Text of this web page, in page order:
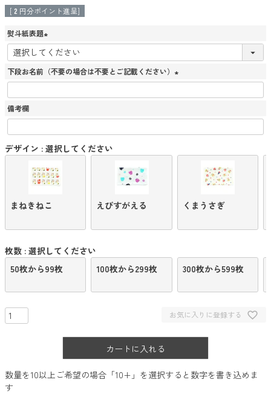
[ 2 円分ポイント進呈]
熨斗紙表題
(
必
須
)
下段お名前（不要の場合は不要とご記載ください）
(
必
)
備考欄
デザイン 選択してください
まねきねこ えびすがえる くまうさぎ
枚数 選択してください
50枚から99枚
100枚から299枚 300枚から599枚
お気に入りに登録する
カートに入れる
数量を10以上ご希望の場合「10+」を選択すると数字を書き込めま
す